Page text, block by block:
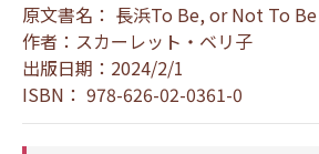
原文書名： 長浜To Be, or Not To Be
作者：スカーレット・ベリ子
出版日期：2024/2/1
ISBN： 978-626-02-0361-0